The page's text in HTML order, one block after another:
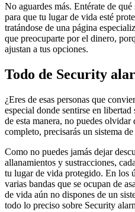
No aguardes más. Entérate de
para que tu lugar de vida esté
tratándose de una página
que preocuparte por el dinero,
ajustan a tus opciones.
Todo de Security
¿Eres de esas personas que
especial donde sentirse en
de esta manera, no puedes olvidar
completo, precisarás un sistema
Como no puedes jamás dejar
allanamientos y sustracciones,
tu lugar de vida protegido. En los
varias bandas que se ocupan de
de vida aún no dispones de un
todo lo preciso sobre Security